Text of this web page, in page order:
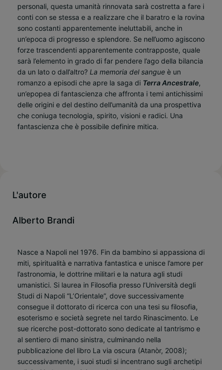
personali, questa umanità rinnovata sarà costretta a fare i
conti con se stessa e a realizzare che il baratro e la rovina
sono costanti apparentemente ineluttabili, anche in
un’epoca di progresso e splendore. Se nell’uomo agiscono
forze trascendenti apparentemente contrapposte, quale
sarà l’elemento in grado di far pendere l’ago della bilancia
da un lato o dall’altro? La memoria del sangue è un
romanzo a episodi che apre la saga di Terra Ancestrale,
un’epopea di fantascienza che affronta i temi antichissimi
delle origini e del destino dell’umanità da una prospettiva
che coniuga tecnologia, spirito, visioni e radici. Una
fantascienza che è possibile definire mitica.
L'autore
Alberto Brandi
Nasce a Napoli nel 1976. Fin da bambino si appassiona di
miti, spiritualità e narrativa fantastica e unisce l’amore per
l’astronomia, le dottrine militari e la natura agli studi
umanistici. Si laurea in Filosofia presso l’Università degli
Studi di Napoli “L’Orientale”, dove successivamente
consegue il dottorato di ricerca con una tesi su filosofia,
esoterismo e società segrete nel tardo Rinascimento. Le
sue ricerche post-dottorato sono dedicate al tantrismo e
al sentiero di mano sinistra, culminando nella
pubblicazione del libro La via oscura (Atanòr, 2008);
successivamente, i suoi studi si incentrano sugli archetipi